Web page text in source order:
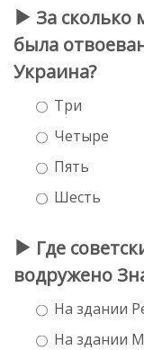
За сколько
была
Украина?
Три
Четыре
Пять
Шесть
Где
водружено
На здании
На здании